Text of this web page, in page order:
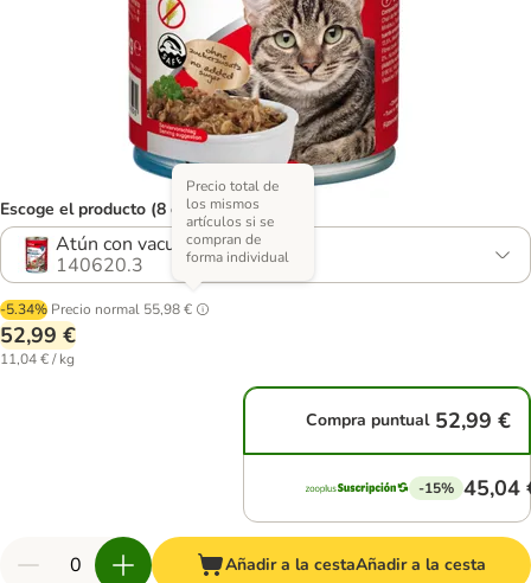
Escoge el producto (8 opciones)
Atún con vacuno (sin cereales)
140620.3
-5.34% Precio normal 55,98 €
Precio total de
los mismos
artículos si se
compran de
forma individual
52,99 €
11,04 € / kg
Compra puntual 52,99 €
-15% 45,04
Añadir a la cestaAñadir a la cesta